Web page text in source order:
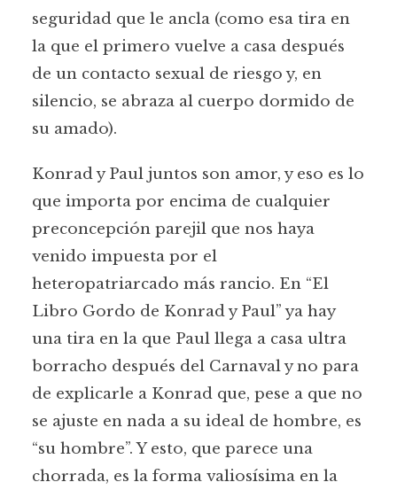
seguridad que le ancla (como esa tira en
la que el primero vuelve a casa después
de un contacto sexual de riesgo y, en
silencio, se abraza al cuerpo dormido de
su amado).
Konrad y Paul juntos son amor, y eso es lo
que importa por encima de cualquier
preconcepción parejil que nos haya
venido impuesta por el
heteropatriarcado más rancio. En “El
Libro Gordo de Konrad y Paul” ya hay
una tira en la que Paul llega a casa ultra
borracho después del Carnaval y no para
de explicarle a Konrad que, pese a que no
se ajuste en nada a su ideal de hombre, es
“su hombre”. Y esto, que parece una
chorrada, es la forma valiosísima en la